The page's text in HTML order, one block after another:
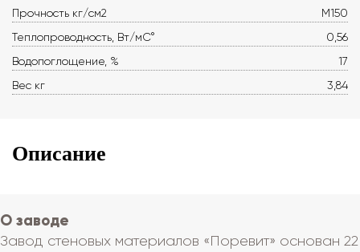
Прочность кг/см2
М150
Теплопроводность, Вт/мС°
0,56
Водопоглощение, %
17
Вес кг
3,84
Описание
О заводе
Завод стеновых материалов «Поревит» основан 22